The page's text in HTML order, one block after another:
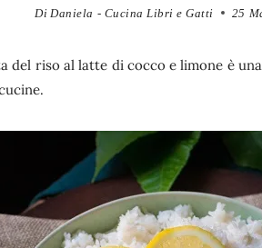
Di Daniela - Cucina Libri e Gatti 25
del riso al latte di cocco e limone è